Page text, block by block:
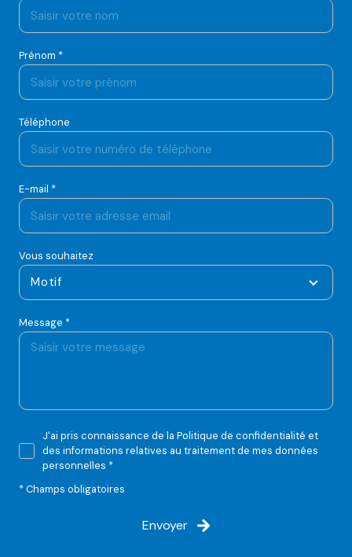
Prénom *
Téléphone
E-mail *
Vous souhaitez
Motif
Message *
J'ai pris connaissance de la Politique de confidentialité et
des informations relatives au traitement de mes données
personnelles *
* Champs obligatoires
Envoyer